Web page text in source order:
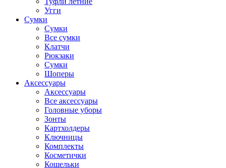
Угги
Сумки
Сумки
Все сумки
Клатчи
Рюкзаки
Сумки
Шоперы
Аксессуары
Аксессуары
Все аксессуары
Головные уборы
Зонты
Картхолдеры
Ключницы
Комплекты
Косметички
Кошельки